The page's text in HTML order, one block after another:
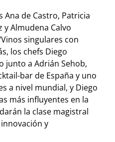
Ana de Castro, Patricia
y Almudena Calvo
singulares con
los chefs Diego
junto a Adrián Sehob,
bar de España y uno
a nivel mundial, y Diego
más influyentes en la
la clase magistral
y